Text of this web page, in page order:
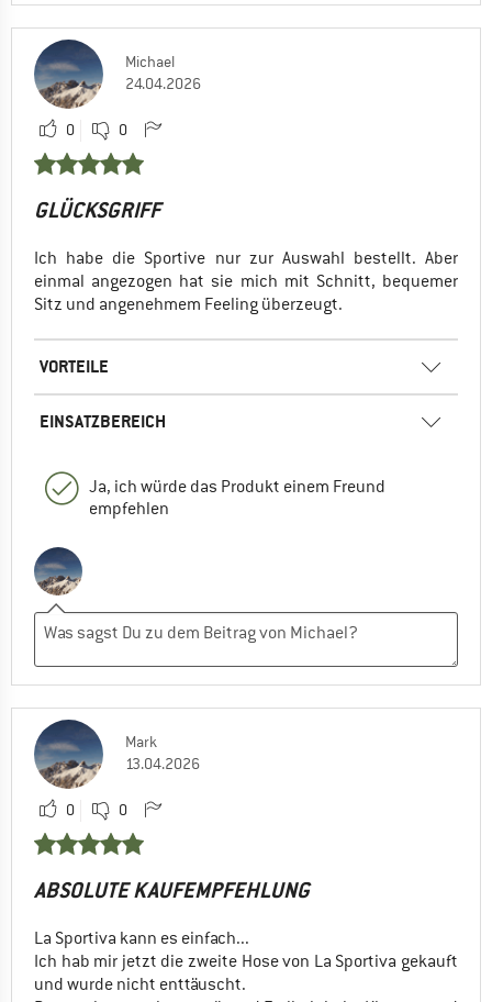
Michael
24.04.2026
0 0
GLÜCKSGRIFF
Ich habe die Sportive nur zur Auswahl bestellt. Aber
einmal angezogen hat sie mich mit Schnitt, bequemer
Sitz und angenehmem Feeling überzeugt.
VORTEILE
EINSATZBEREICH
Ja, ich würde das Produkt einem Freund
empfehlen
Mark
13.04.2026
0 0
ABSOLUTE KAUFEMPFEHLUNG
La Sportiva kann es einfach...
Ich hab mir jetzt die zweite Hose von La Sportiva gekauft
und wurde nicht enttäuscht.